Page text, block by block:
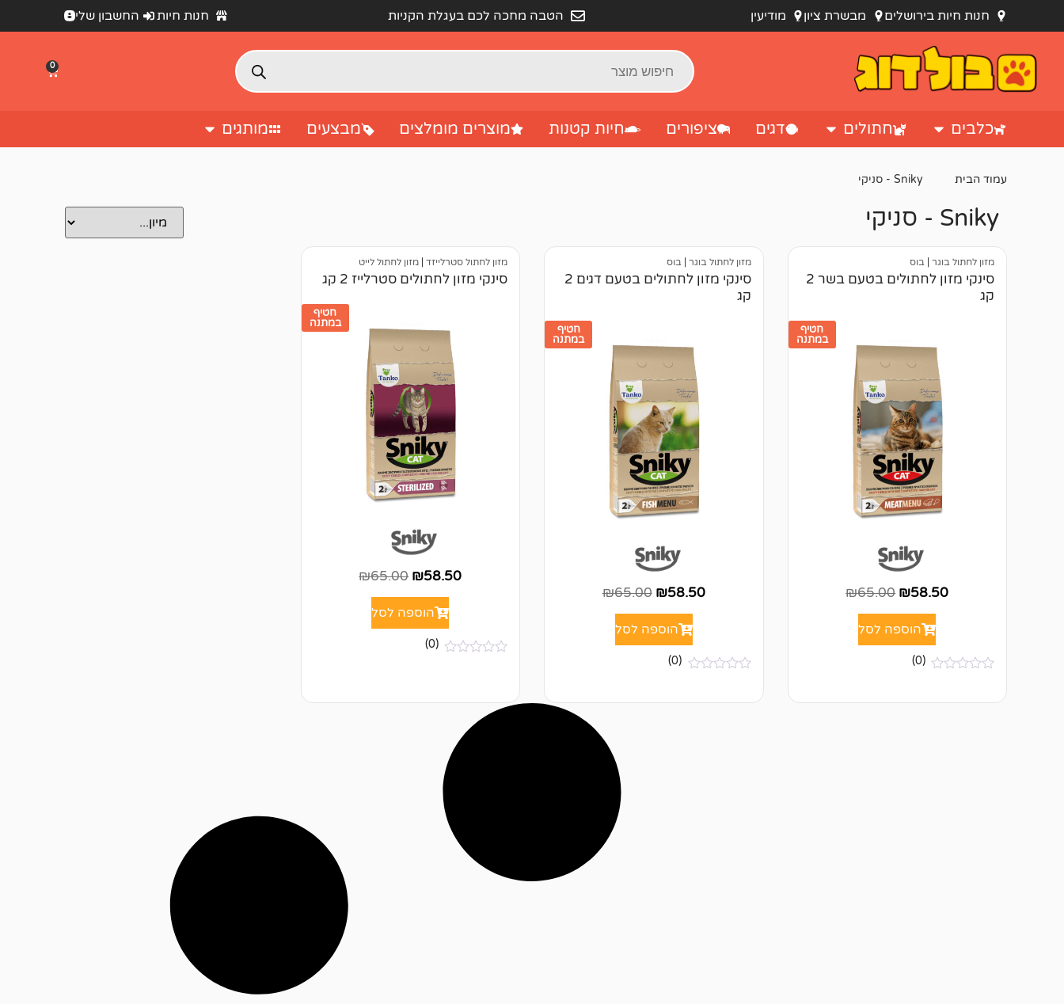
חנות חיות בירושלים מבשרת ציון מודיעין הטבה מחכה לכם בעגלת הקניות חנות חיות החשבון שלי
0
כלבים חתולים דגים ציפורים חיות קטנות מוצרים מומלצים מבצעים מותגים
עמוד הבית Sniky - סניקי
Sniky - סניקי
מזון לחתול בוגר בוס
סינקי מזון לחתולים בטעם בשר 2
קג
חטיף
במתנה
₪58.50
₪65.00
הוספה לסל
ן
(0)
מזון לחתול בוגר |בוס
סינקי מזון לחתולים בטעם דגים 2
קג
חטיף
במתנה
₪58.50
₪65.00
הוספה לסל
ן
(0)
מזון לחתול סטרלייזד מזון לחתול לייט
סינקי מזון לחתולים סטרלייז 2 קג
חטיף
במתנה
₪58.50
₪65.00
הוספה לסל
י
(0)